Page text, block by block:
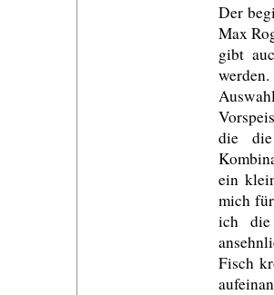
Der
Max
gibt
die
ein
mich
ich die
Fisch